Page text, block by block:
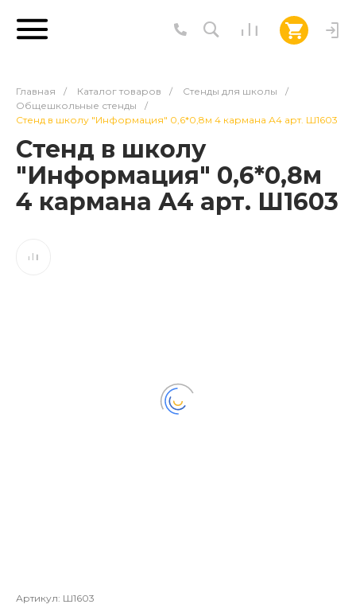
Главная / Каталог товаров / Стенды для школы
/
Общешкольные стенды
/
Стенд в школу "Информация" 0,6*0,8м 4 кармана А4 арт. Ш1603
Стенд в школу
"Информация" 0,6*0,8м
4 кармана А4 арт. Ш1603
Артикул: Ш1603